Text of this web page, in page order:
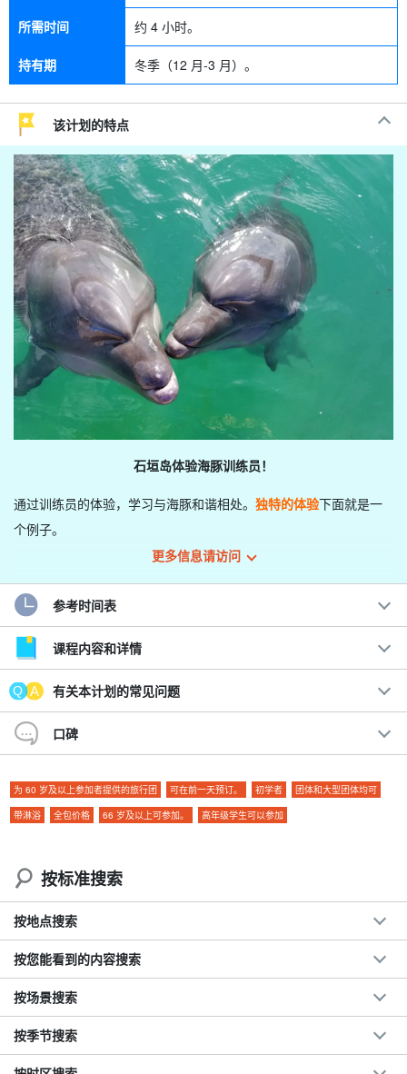
所需时间 约 4 小时。
持有期 冬季（12 月-3 月）。
该计划的特点
石垣岛体验海豚训练员！
通过训练员的体验，学习与海豚和谐相处。 独特的体验下面就是一
个例子。
海豚驯养员的工作不仅仅是饲养海豚和向它们传授知识。
在幕后，这样的事情还有这样的事情。
建议。
您只需携带泳衣和毛巾！
拍下您与海豚的美好回忆。
非常适合家庭旅行、女士旅行和约会
石垣港和
儿童和老年人的乐趣
◆ 一次特殊的体验，让你感觉自己是一名真正的培训师。
更多信息请访问
参考时间表
课程内容和详情
有关本计划的常见问题
口碑
为 60 岁及以上参加者提供的旅行团 可在前一天预订。 初学者
团体和大型团体均可
带淋浴
全包价格 66 岁及以上可参加。 高年级学生可以参加
按标准搜索
按地点搜索
按您能看到的内容搜索
按场景搜索
按季节搜索